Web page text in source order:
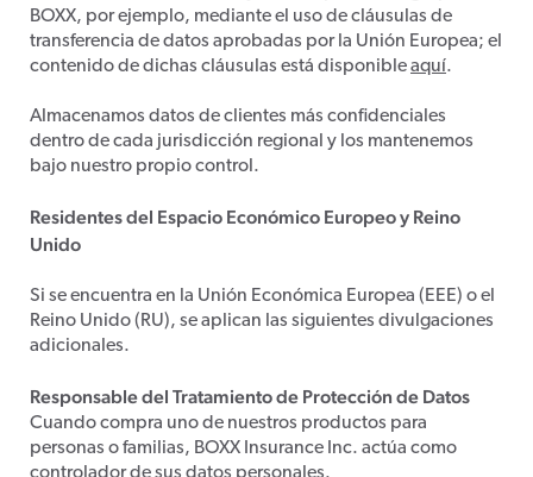
BOXX, por ejemplo, mediante el uso de cláusulas de
transferencia de datos aprobadas por la Unión Europea; el
contenido de dichas cláusulas está disponibleaquí.
Almacenamos datos de clientes más confidenciales
dentro de cada jurisdicción regional y los mantenemos
bajo nuestro propio control.
Residentes del Espacio Económico Europeo y Reino
Unido
Si se encuentra en la Unión Económica Europea (EEE) o el
Reino Unido (RU), se aplican las siguientes divulgaciones
adicionales.
Responsable del Tratamiento de Protección de Datos
Cuando compra uno de nuestros productos para
personas o familias, BOXX Insurance Inc. actúa como